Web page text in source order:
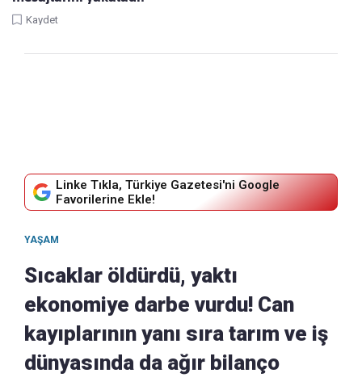
Kaydet
Linke Tıkla, Türkiye Gazetesi'ni Google
Favorilerine Ekle!
YAŞAM
Sıcaklar öldürdü, yaktı
ekonomiye darbe vurdu! Can
kayıplarının yanı sıra tarım ve iş
dünyasında da ağır bilanço